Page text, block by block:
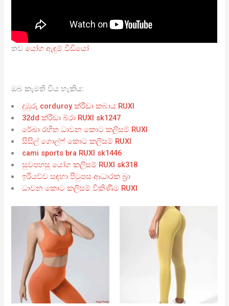
තවයෝග ඇඳුම් වීඩියෝ
ඔබ කැමති විය හැකිය:
දුඹුරු corduroy ක්රීඩා කබාය RUXI
32dd ක්රීඩා බ්රා RUXI sk1247
රේඛා රහිත ධාවන කොට කලිසම් RUXI
සිසිල් ගොල්ෆ් කොට කලිසම් RUXI
cami sports bra RUXI sk1446
සුවපහසු යෝග කලිසම් RUXI sk318
ඉරියව්ව සඳහා පිටුපස ආධාරක බ්‍රා
ධාවන කොට කලිසම් විකිණීම RUXI